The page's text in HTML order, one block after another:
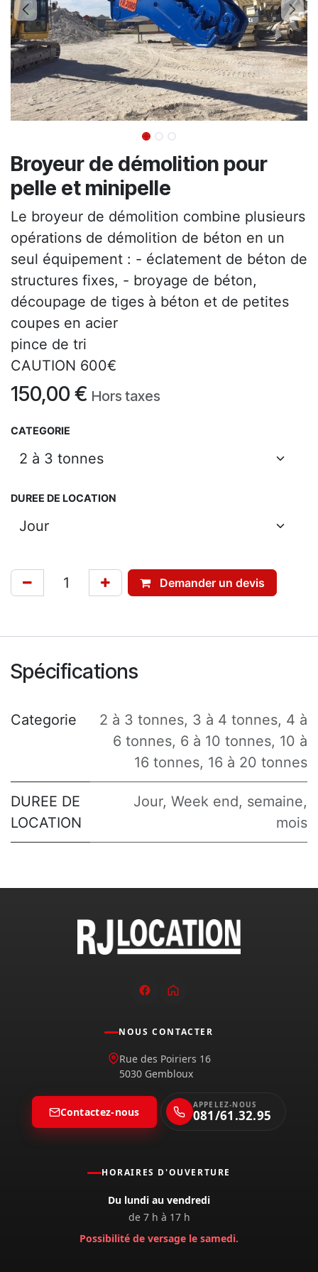
Broyeur de démolition pour
pelle et minipelle
Le broyeur de démolition combine plusieurs
opérations de démolition de béton en un
seul équipement : - éclatement de béton de
structures fixes, - broyage de béton,
découpage de tiges à béton et de petites
coupes en acier
pince de tri
CAUTION 600€
150,00 € Hors taxes
CATEGORIE
DUREE DE LOCATION
Demander un devis
Spécifications
Categorie 2 à 3 tonnes, 3 à 4 tonnes, 4 à
6 tonnes, 6 à 10 tonnes, 10 à
16 tonnes, 16 à 20 tonnes
DUREE DE
LOCATION
Jour, Week end, semaine,
mois
HORAIRES D'OUVERTURE
Du lundi au vendredi
de 7 h à 17 h
Possibilité de versage le samedi.
NOUS CONTACTER
Rue des Poiriers 16
5030 Gembloux
Contactez-nous
APPELEZ-NOUS
081/61.32.95